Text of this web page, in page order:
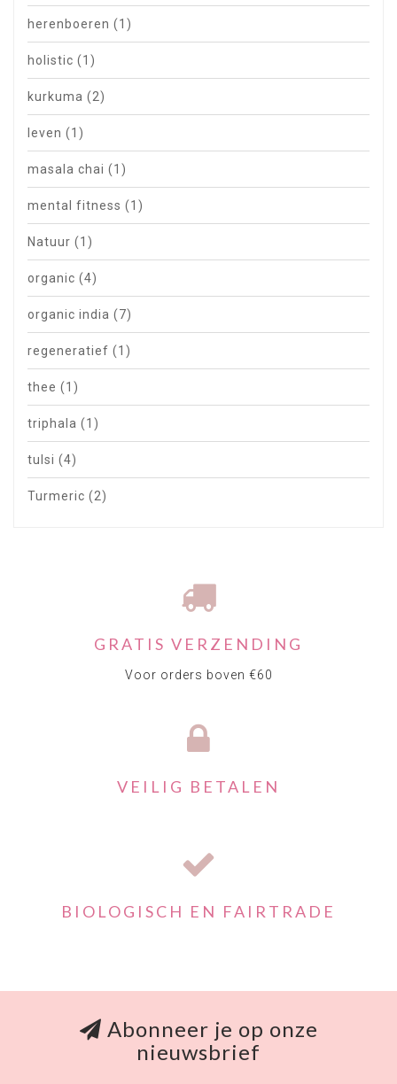
herenboeren (1)
holistic (1)
kurkuma (2)
leven (1)
masala chai (1)
mental fitness (1)
Natuur (1)
organic (4)
organic india (7)
regeneratief (1)
thee (1)
triphala (1)
tulsi (4)
Turmeric (2)
GRATIS VERZENDING
Voor orders boven €60
VEILIG BETALEN
BIOLOGISCH EN FAIRTRADE
Abonneer je op onze
nieuwsbrief